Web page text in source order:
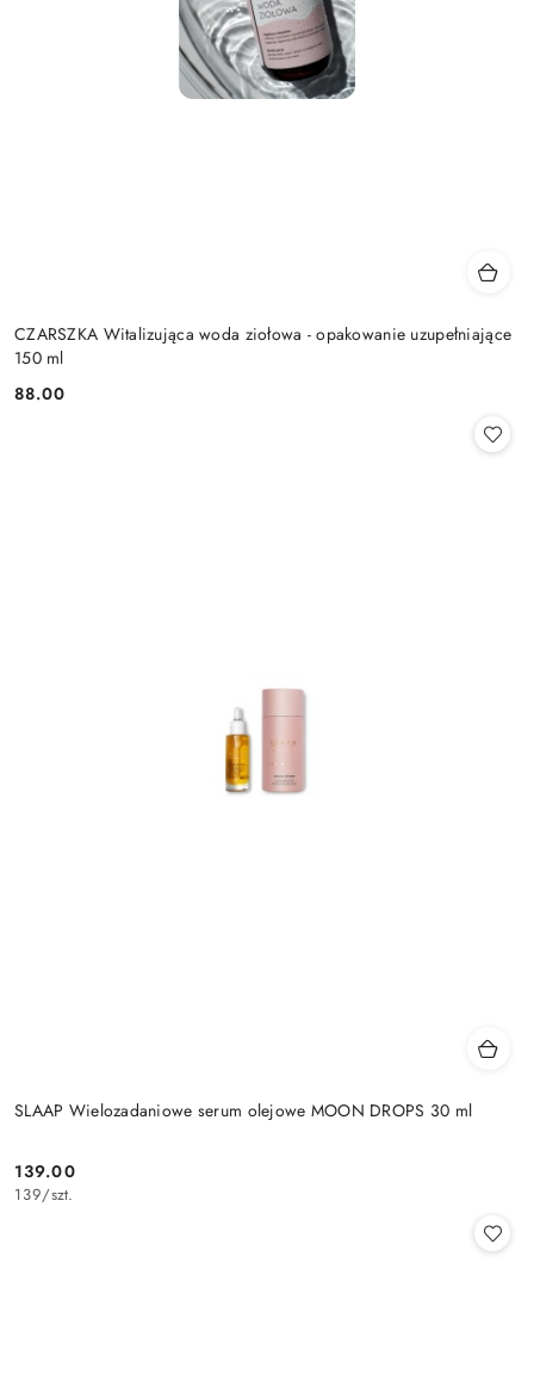
CZARSZKA Witalizująca woda ziołowa - opakowanie uzupełniające
150 ml
Cena:
88.00
SLAAP Wielozadaniowe serum olejowe MOON DROPS 30 ml
Cena:
139.00
139/szt.